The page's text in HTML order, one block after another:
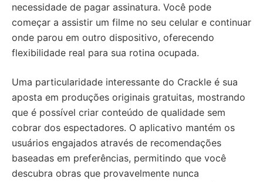
necessidade de pagar assinatura. Você pode
começar a assistir um filme no seu celular e continuar
onde parou em outro dispositivo, oferecendo
flexibilidade real para sua rotina ocupada.
Uma particularidade interessante do Crackle é sua
aposta em produções originais gratuitas, mostrando
que é possível criar conteúdo de qualidade sem
cobrar dos espectadores. O aplicativo mantém os
usuários engajados através de recomendações
baseadas em preferências, permitindo que você
descubra obras que provavelmente nunca